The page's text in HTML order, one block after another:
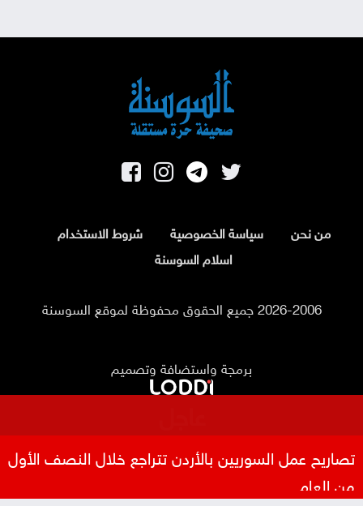
من نحن سياسة الخصوصية
شروط الاستخدام
اسلام السوسنة
2026-2006 جميع الحقوق محفوظة لموقع السوسنة
برمجة واستضافة وتصميم
تصاريح عمل السوريين بالأردن تتراجع خلال النصف الأول
من العام